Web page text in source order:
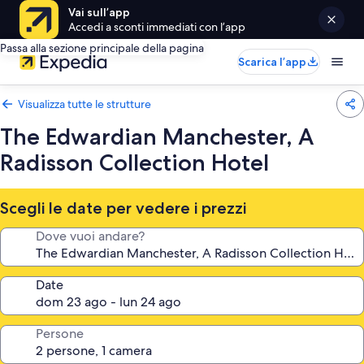
Vai sull’app
Accedi a sconti immediati con l’app
Passa alla sezione principale della pagina
Scarica l’app
Visualizza tutte le strutture
The Edwardian Manchester, A
Radisson Collection Hotel
Scegli le date per vedere i prezzi
Dove vuoi andare?
Date
Persone